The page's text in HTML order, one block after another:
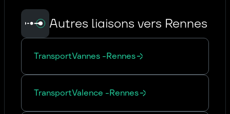
Autres liaisons vers Rennes
TransportVannes -Rennes
TransportValence -Rennes